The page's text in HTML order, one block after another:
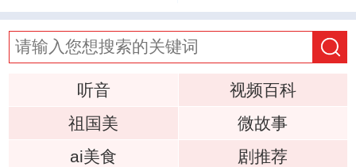
听音
视频百科
祖国美
微故事
ai美食
剧推荐